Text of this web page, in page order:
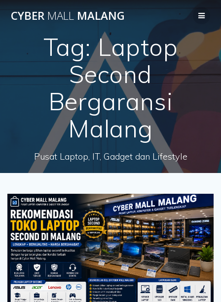
to
CYBER MALL MALANG
Tag:Laptop
Second
Bergaransi
Malang
Pusat Laptop, IT, Gadget dan Lifestyle